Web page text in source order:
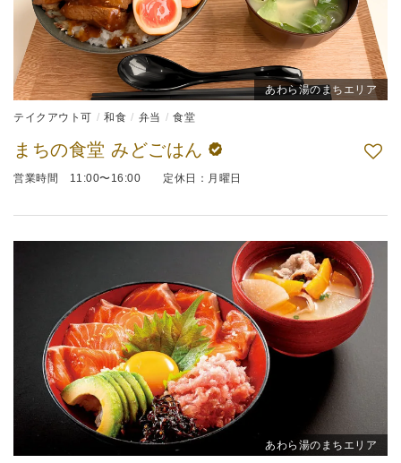
あわら湯のまちエリア
テイクアウト可 和食 弁当 食堂
まちの食堂 みどごはん
営業時間 11:00〜16:00 定休日：月曜日
あわら湯のまちエリア